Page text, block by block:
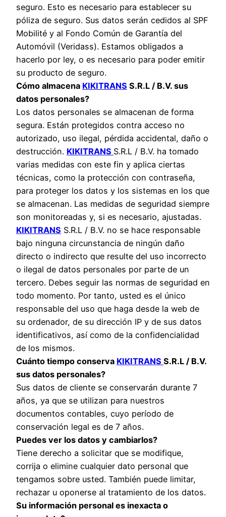
seguro. Esto es necesario para establecer su
póliza de seguro. Sus datos serán cedidos al SPF
Mobilité y al Fondo Común de Garantía del
Automóvil (Veridass). Estamos obligados a
hacerlo por ley, o es necesario para poder emitir
su producto de seguro.
Cómo almacena KIKITRANS S.R.L / B.V. sus
datos personales?
Los datos personales se almacenan de forma
segura. Están protegidos contra acceso no
autorizado, uso ilegal, pérdida accidental, daño o
destrucción. KIKITRANS S.R.L / B.V. ha tomado
varias medidas con este fin y aplica ciertas
técnicas, como la protección con contraseña,
para proteger los datos y los sistemas en los que
se almacenan. Las medidas de seguridad siempre
son monitoreadas y, si es necesario, ajustadas.
KIKITRANS S.R.L / B.V. no se hace responsable
bajo ninguna circunstancia de ningún daño
directo o indirecto que resulte del uso incorrecto
o ilegal de datos personales por parte de un
tercero. Debes seguir las normas de seguridad en
todo momento. Por tanto, usted es el único
responsable del uso que haga desde la web de
su ordenador, de su dirección IP y de sus datos
identificativos, así como de la confidencialidad
de los mismos.
Cuánto tiempo conserva KIKITRANS S.R.L / B.V.
sus datos personales?
Sus datos de cliente se conservarán durante 7
años, ya que se utilizan para nuestros
documentos contables, cuyo período de
conservación legal es de 7 años.
Puedes ver los datos y cambiarlos?
Tiene derecho a solicitar que se modifique,
corrija o elimine cualquier dato personal que
tengamos sobre usted. También puede limitar,
rechazar u oponerse al tratamiento de los datos.
Su información personal es inexacta o